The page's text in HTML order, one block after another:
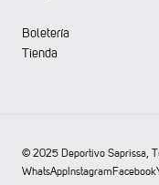
Boletería
Tienda
© 2025 Deportivo Saprissa,
WhatsAppInstagramFacebook